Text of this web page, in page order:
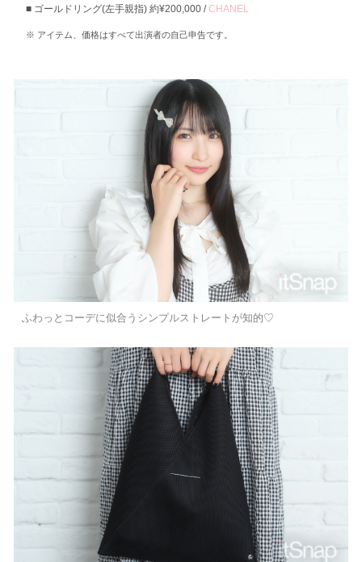
ゴールドリング(左手親指) 約¥200,000 /CHANEL
アイテム、価格はすべて出演者の自己申告です。
ふわっとコーデに似合うシンプルストレートが知的♡